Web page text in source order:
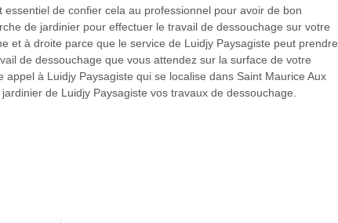
essentiel de confier cela au professionnel pour avoir de bon
de jardinier pour effectuer le travail de dessouchage sur votre
et à droite parce que le service de Luidjy Paysagiste peut prendre
de dessouchage que vous attendez sur la surface de votre
appel à Luidjy Paysagiste qui se localise dans Saint Maurice Aux
de Luidjy Paysagiste vos travaux de dessouchage.